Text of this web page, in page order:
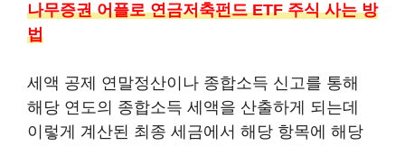
나무증권 어플로 연금저축펀드 ETF 주식 사는 방
법
세액 공제 연말정산이나 종합소득 신고를 통해
해당 연도의 종합소득 세액을 산출하게 되는데
이렇게 계산된 최종 세금에서 해당 항목에 해당